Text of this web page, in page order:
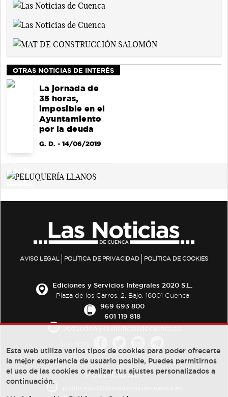
OTRAS NOTICIAS DE INTERÉS
La jornada de
35 horas,
imposible en el
Ayuntamiento
por la deuda
G. D.- 14/06/2019
AVISO LEGAL POLÍTICA DE PRIVACIDAD POLÍTICA DE COOKIES
Ediciones y Servicios Integrales 2020 S.L.
Plaza de los Carros, 2. Bajo. 16001 Cuenca
969 693 800
601 119 818
PUBLICIDAD:
Esta web utiliza varios tipos de cookies para poder ofrecerte
la mejor experiencia de usuario posible, Puedes permitirnos
el uso de las cookies o realizar tus ajustes personalizados a
continuación.